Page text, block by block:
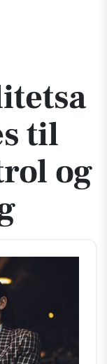
kvalitetskontrol og
til
og